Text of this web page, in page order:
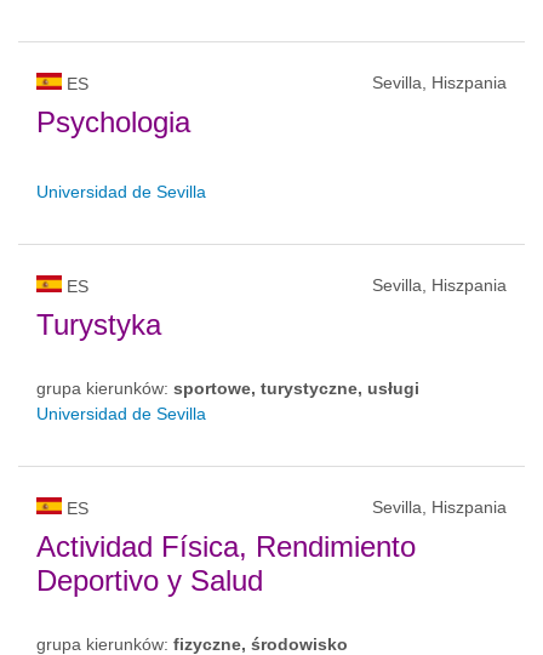
ES Sevilla, Hiszpania
Psychologia
Universidad de Sevilla
ES Sevilla, Hiszpania
Turystyka
grupa kierunków: sportowe, turystyczne, usługi
Universidad de Sevilla
ES Sevilla, Hiszpania
Actividad Física, Rendimiento
Deportivo y Salud
grupa kierunków: fizyczne, środowisko